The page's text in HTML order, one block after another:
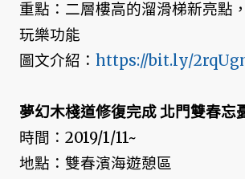
重點：二層樓高的溜滑梯新亮點
玩樂功能
圖文介紹： https://bit.ly/
夢幻木棧道修復完成 北門雙春忘
時間：2019/1/11~
地點：雙春濱海遊憩區